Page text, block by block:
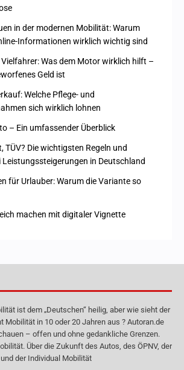
in der modernen Mobilität: Warum
Informationen wirklich wichtig sind
Was dem Motor wirklich hilft –
Geld ist
Welche Pflege- und
sich wirklich lohnen
– Ein umfassender Überblick
TÜV? Die wichtigsten Regeln und
Leistungssteigerungen in Deutschland
für Urlauber: Warum die Variante so
machen mit digitaler Vignette
ist dem „Deutschen“ heilig, aber wie sieht der
Mobilität in 10 oder 20 Jahren aus ? Autoran.de
– offen und ohne gedankliche Grenzen.
Über die Zukunft des Autos, des ÖPNV, der
der Individual Mobilität